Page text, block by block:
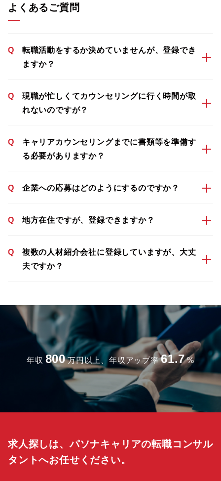
よくあるご質問
Q
転職活動をするか決めていませんが、登録でき
ますか？
Q
現職が忙しくてカウンセリングに行く時間が取
れないのですが？
Q
キャリアカウンセリングまでに書類等を準備す
る必要がありますか？
Q 企業への応募はどのようにするのですか？
Q 地方在住ですが、登録できますか？
Q
複数の人材紹介会社に登録していますが、大丈
夫ですか？
年収 800 万円以上、年収アップ率 61.7 %
求人探しは、パソナキャリアの転職コンサル
タントへお任せください。